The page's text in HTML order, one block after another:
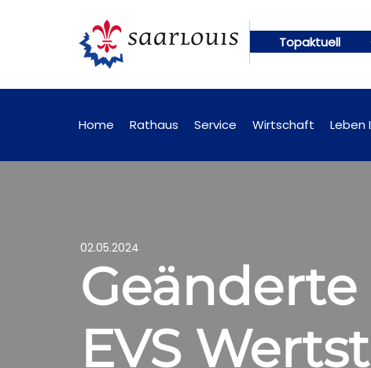
Topaktuell
künftig online abrufbar Öffentliche
Home Rathaus Service Wirtschaft Leben
02.05.2024
EVS